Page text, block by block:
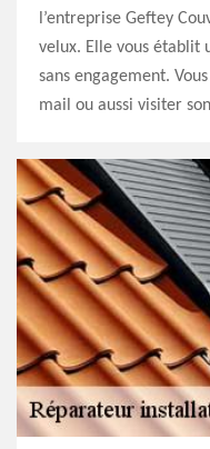
l’entreprise Geftey
velux. Elle vous établit
sans engagement.
mail ou aussi visiter